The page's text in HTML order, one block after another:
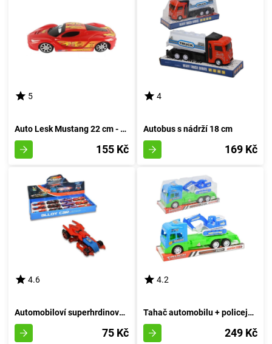
5
Auto Lesk Mustang 22 cm - rudá
155 Kč
4
Autobus s nádrží 18 cm
169 Kč
4.6
Automobiloví superhrdinové - A
75 Kč
4.2
Tahač automobilu + policejní rypadlo
249 Kč